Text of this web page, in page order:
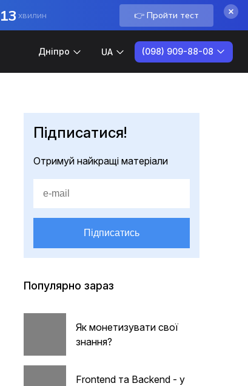
13 хвилин 👉 Пройти тест
Дніпро UA (098) 909-88-08
Підписатися!
Отримуй найкращі матеріали
Підписатись
Популярно зараз
Як монетизувати свої
знання?
Frontend та Backend - у